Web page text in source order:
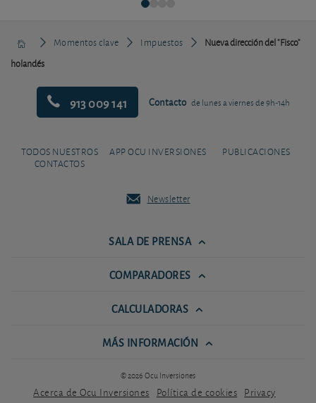
Momentos clave Impuestos
Nueva dirección del "Fisco"
holandés
913 009 141 Contacto de lunes a viernes de 9h-14h
TODOS NUESTROS
CONTACTOS
APP OCU INVERSIONES PUBLICACIONES
Newsletter
SALA DE PRENSA
COMPARADORES
CALCULADORAS
MÁS INFORMACIÓN
© 2026 Ocu Inversiones
Acerca de Ocu Inversiones Política de cookies Privacy